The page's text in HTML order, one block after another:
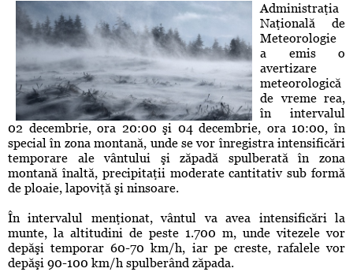
Administraţia
Naţională de
Meteorologie
a emis o
avertizare
meteorologică
de vreme rea,
în intervalul
02 decembrie, ora 20:00 şi 04 decembrie, ora 10:00, în
special în zona montană, unde se vor înregistra intensificări
temporare ale vântului şi zăpadă spulberată în zona
montană înaltă, precipitaţii moderate cantitativ sub formă
de ploaie, lapoviţă şi ninsoare.
În intervalul menţionat, vântul va avea intensificări la
munte, la altitudini de peste 1.700 m, unde vitezele vor
depăşi temporar 60-70 km/h, iar pe creste, rafalele vor
depăşi 90-100 km/h spulberând zăpada.